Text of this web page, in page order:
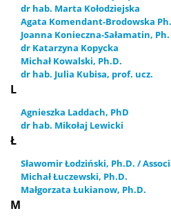
dr hab. Marta Kołodziejska
Agata Komendant-Brodowska
Joanna Konieczna-Sałamatin,
dr Katarzyna Kopycka
Michał Kowalski, Ph.D.
dr hab. Julia Kubisa, prof. ucz.
L
Agnieszka Laddach, PhD
dr hab. Mikołaj Lewicki
Ł
Sławomir Łodziński, Ph.D. /
Michał Łuczewski, Ph.D.
Małgorzata Łukianow, Ph.D.
M